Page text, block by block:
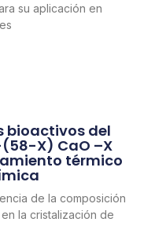
su aplicación en
bioactivos del
(58-X) CaO –X
térmico
de la composición
la cristalización de